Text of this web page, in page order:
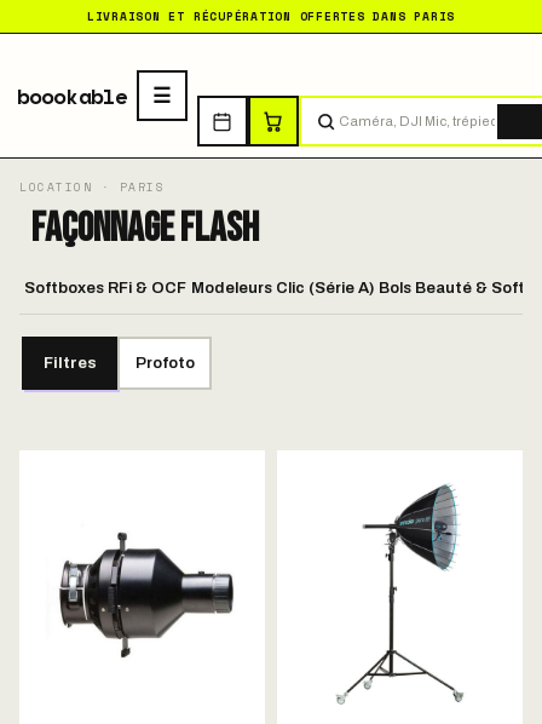
LIVRAISON ET RÉCUPÉRATION OFFERTES DANS PARIS
boookable
Façonnage Flash
Softboxes RFi & OCF Modeleurs Clic (Série A) Bols Beauté &
Filtres Profoto